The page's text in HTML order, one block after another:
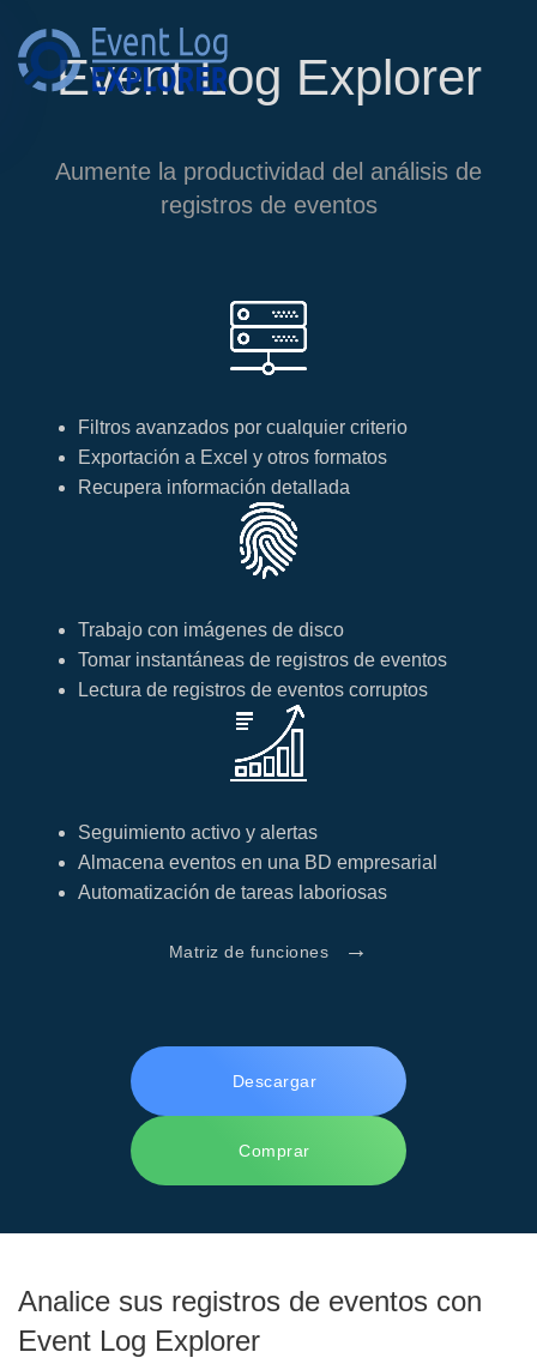
Skip to main content
Event Log Explorer
Aumente la productividad del análisis de
registros de eventos
Filtros avanzados por cualquier criterio
Exportación a Excel y otros formatos
Recupera información detallada
Trabajo con imágenes de disco
Tomar instantáneas de registros de eventos
Lectura de registros de eventos corruptos
Seguimiento activo y alertas
Almacena eventos en una BD empresarial
Automatización de tareas laboriosas
Matriz de funciones →
Descargar
Comprar
Analice sus registros de eventos con
Event Log Explorer